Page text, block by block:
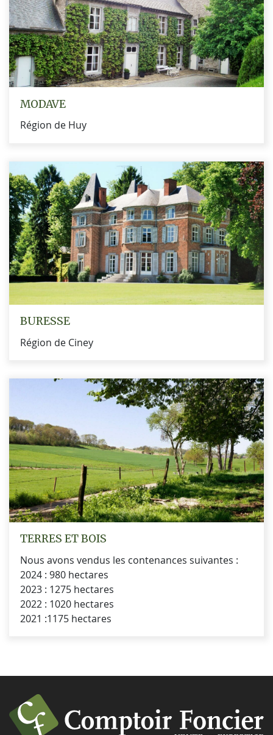
TERRES ET BOIS
Nous avons vendus les contenances suivantes :
2024 : 980 hectares
2023 : 1275 hectares
2022 : 1020 hectares
2021 :1175 hectares
MODAVE
Région de Huy
BURESSE
Région de Ciney